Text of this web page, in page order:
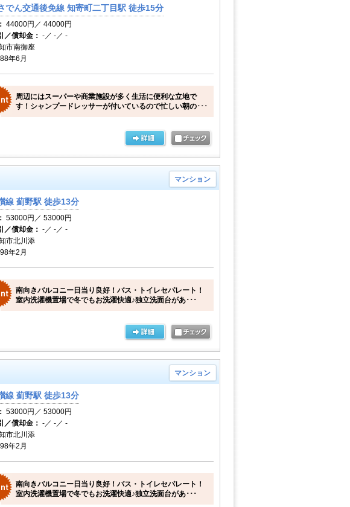
でん交通後免線 知寄町二丁目駅 徒歩15分
44000円／ 44000円
／償却金： -／ -／ -
市南御座
年6月
周辺にはスーパーや商業施設が多く生活に便利な立地で
す！シャンプードレッサーが付いているので忙しい朝の･･･
マンション
線 薊野駅 徒歩13分
53000円／ 53000円
／償却金： -／ -／ -
市北川添
年2月
南向きバルコニー日当り良好！バス・トイレセパレート！
室内洗濯機置場で冬でもお洗濯快適♪独立洗面台があ･･･
マンション
線 薊野駅 徒歩13分
53000円／ 53000円
／償却金： -／ -／ -
市北川添
年2月
南向きバルコニー日当り良好！バス・トイレセパレート！
室内洗濯機置場で冬でもお洗濯快適♪独立洗面台があ･･･